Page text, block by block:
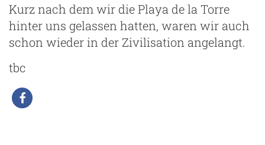
Kurz nach dem wir die Playa de la Torre
hinter uns gelassen hatten, waren wir auch
schon wieder in der Zivilisation angelangt.
tbc